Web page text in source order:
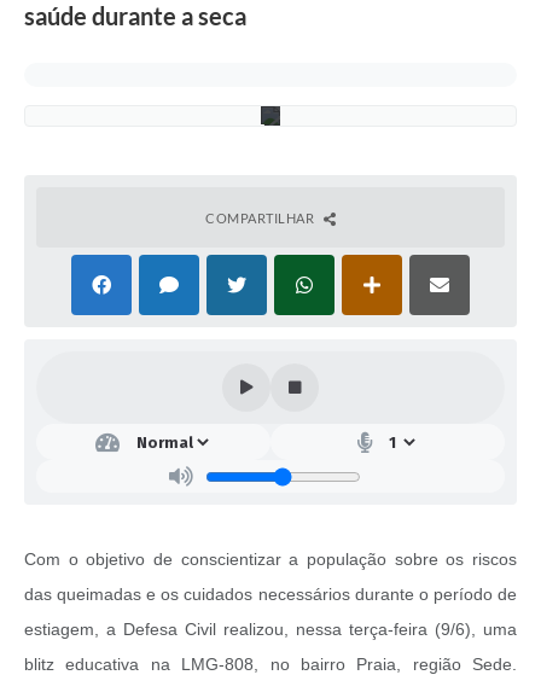
saúde durante a seca
COMPARTILHAR
Com o objetivo de conscientizar a população sobre os riscos
das queimadas e os cuidados necessários durante o período de
estiagem, a Defesa Civil realizou, nessa terça-feira (9/6), uma
blitz educativa na LMG-808, no bairro Praia, região Sede.